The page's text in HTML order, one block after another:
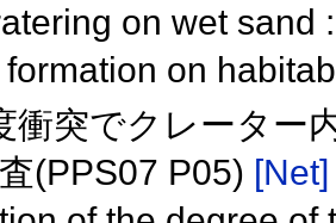
on wet sand
on
衝突でクレーター
(PPS07 P05) [Net]